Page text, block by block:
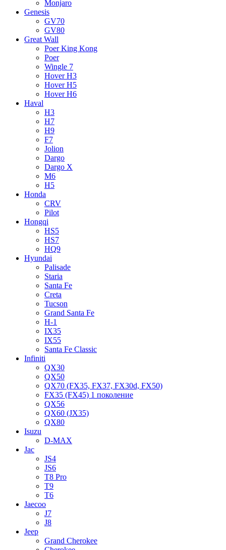
Monjaro
Genesis
GV70
GV80
Great Wall
Poer King Kong
Poer
Wingle 7
Hover H3
Hover H5
Hover H6
Haval
H3
H7
H9
F7
Jolion
Dargo
Dargo X
M6
H5
Honda
CRV
Pilot
Hongqi
HS5
HS7
HQ9
Hyundai
Palisade
Staria
Santa Fe
Creta
Tucson
Grand Santa Fe
H-1
IX35
IX55
Santa Fe Classic
Infiniti
QX30
QX50
QX70 (FX35, FX37, FX30d, FX50)
FX35 (FX45) 1 поколение
QX56
QX60 (JX35)
QX80
Isuzu
D-MAX
Jac
JS4
JS6
T8 Pro
T9
T6
Jaecoo
J7
J8
Jeep
Grand Cherokee